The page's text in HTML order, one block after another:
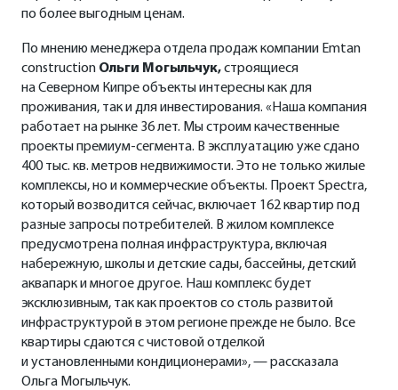
по более выгодным ценам.
По мнению менеджера отдела продаж компании Emtan
construction Ольги Могыльчук,строящиеся
на Северном Кипре объекты интересны как для
проживания, так и для инвестирования. «Наша компания
работает на рынке 36 лет. Мы строим качественные
проекты премиум-сегмента. В эксплуатацию уже сдано
400 тыс. кв. метров недвижимости. Это не только жилые
комплексы, но и коммерческие объекты. Проект Spectra,
который возводится сейчас, включает 162 квартир под
разные запросы потребителей. В жилом комплексе
предусмотрена полная инфраструктура, включая
набережную, школы и детские сады, бассейны, детский
аквапарк и многое другое. Наш комплекс будет
эксклюзивным, так как проектов со столь развитой
инфраструктурой в этом регионе прежде не было. Все
квартиры сдаются с чистовой отделкой
и установленными кондиционерами», — рассказала
Ольга Могыльчук.